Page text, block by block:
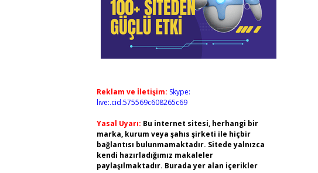
Reklam ve İletişim: Skype:
live:.cid.575569c608265c69
Yasal Uyarı: Bu internet sitesi, herhangi bir
marka, kurum veya şahıs şirketi ile hiçbir
bağlantısı bulunmamaktadır. Sitede yalnızca
kendi hazırladığımız makaleler
paylaşılmaktadır. Burada yer alan içerikler